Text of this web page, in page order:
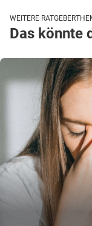
WEITERE
Das könnte